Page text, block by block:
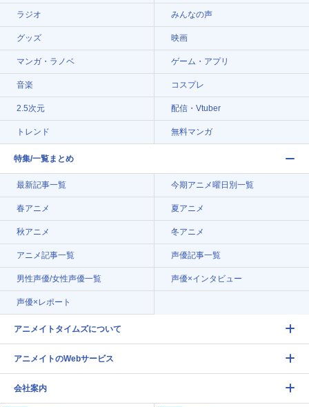
ラジオ みんなの声
グッズ 映画
マンガ・ラノベ ゲーム・アプリ
音楽 コスプレ
2.5次元 配信・Vtuber
トレンド 無料マンガ
特集/一覧まとめ
最新記事一覧 今期アニメ曜日別一覧
春アニメ 夏アニメ
秋アニメ 冬アニメ
アニメ記事一覧 声優記事一覧
男性声優/女性声優一覧 声優×インタビュー
声優×レポート
アニメイトタイムズについて
アニメイトのWebサービス
会社案内